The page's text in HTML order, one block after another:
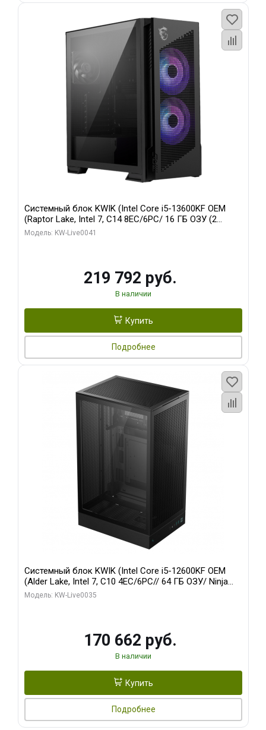
Системный блок KWIK (Intel Core i5-13600KF OEM
(Raptor Lake, Intel 7, C14 8EC/6PC/ 16 ГБ ОЗУ (2
модуля)/ Palit RTX5080 GAMINGPRO OC 16GB GDDR7
Модель: KW-Live0041
219 792 руб.
В наличии
Купить
Подробнее
Системный блок KWIK (Intel Core i5-12600KF OEM
(Alder Lake, Intel 7, C10 4EC/6PC// 64 ГБ ОЗУ/ Ninja
Sinotex GTX1650 4GB 128bit GDDR6 DVI DP HDMI 2/
Модель: KW-Live0035
170 662 руб.
В наличии
Купить
Подробнее